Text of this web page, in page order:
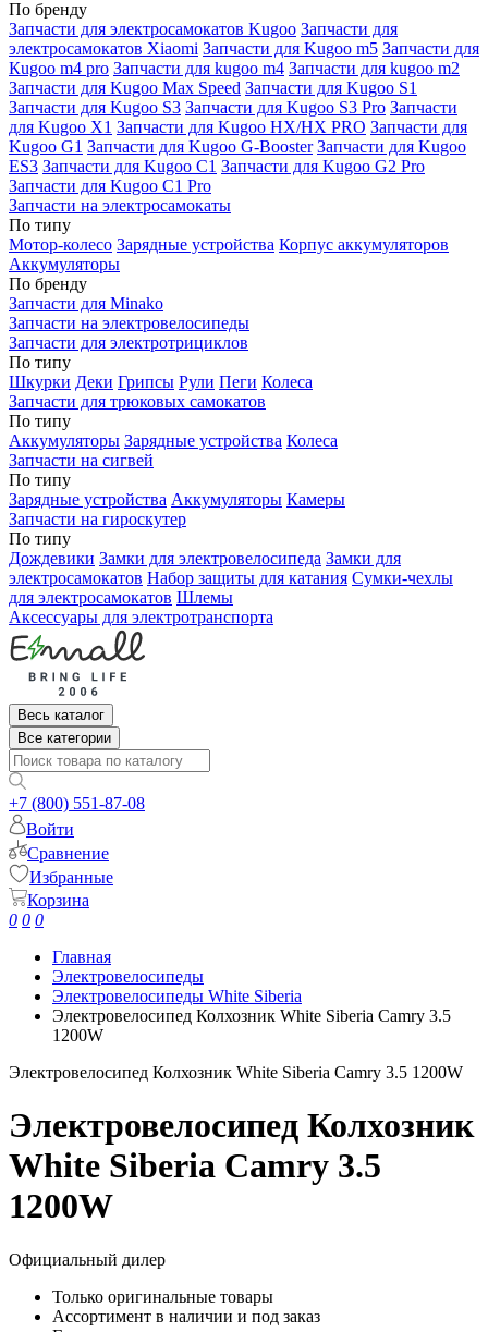
По бренду
Запчасти для электросамокатов Kugoo Запчасти для
электросамокатов Xiaomi Запчасти для Kugoo m5 Запчасти для
Кugoo m4 pro Запчасти для kugoo m4 Запчасти для kugoo m2
Запчасти для Kugoo Max Speed Запчасти для Kugoo S1
Запчасти для Kugoo S3 Запчасти для Kugoo S3 Pro Запчасти
для Kugoo X1 Запчасти для Kugoo HX/HX PRO Запчасти для
Kugoo G1 Запчасти для Kugoo G-Booster Запчасти для Kugoo
ES3 Запчасти для Kugoo C1 Запчасти для Kugoo G2 Pro
Запчасти для Kugoo C1 Pro
Запчасти на электросамокаты
По типу
Мотор-колесо Зарядные устройства Корпус аккумуляторов
Аккумуляторы
По бренду
Запчасти для Minako
Запчасти на электровелосипеды
Запчасти для электротрициклов
По типу
Шкурки Деки Грипсы Рули Пеги Колеса
Запчасти для трюковых самокатов
По типу
Аккумуляторы Зарядные устройства Колеса
Запчасти на сигвей
По типу
Зарядные устройства Аккумуляторы Камеры
Запчасти на гироскутер
По типу
Дождевики Замки для электровелосипеда Замки для
электросамокатов Набор защиты для катания Сумки-чехлы
для электросамокатов Шлемы
Аксессуары для электротранспорта
Весь каталог
Все категории
+7 (800) 551-87-08
Войти
Сравнение
Избранные
Корзина
0 0 0
Главная
Электровелосипеды
Электровелосипеды White Siberia
Электровелосипед Колхозник White Siberia Camry 3.5
1200W
Электровелосипед Колхозник White Siberia Camry 3.5 1200W
Электровелосипед Колхозник
White Siberia Camry 3.5
1200W
Официальный дилер
Только оригинальные товары
Ассортимент в наличии и под заказ